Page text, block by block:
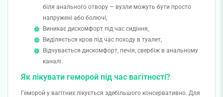
біля анального отвору — вузли можуть бути просто
напружені або болючі,
Виникає дискомфорт під час сидіння,
Виділяється кров під час походу в туалет,
Відчувається дискомфорт, печія, свербіж в анальному
каналі.
Як лікувати геморой під час вагітності?
Геморой у вагітних лікується здебільшого консервативно. Для